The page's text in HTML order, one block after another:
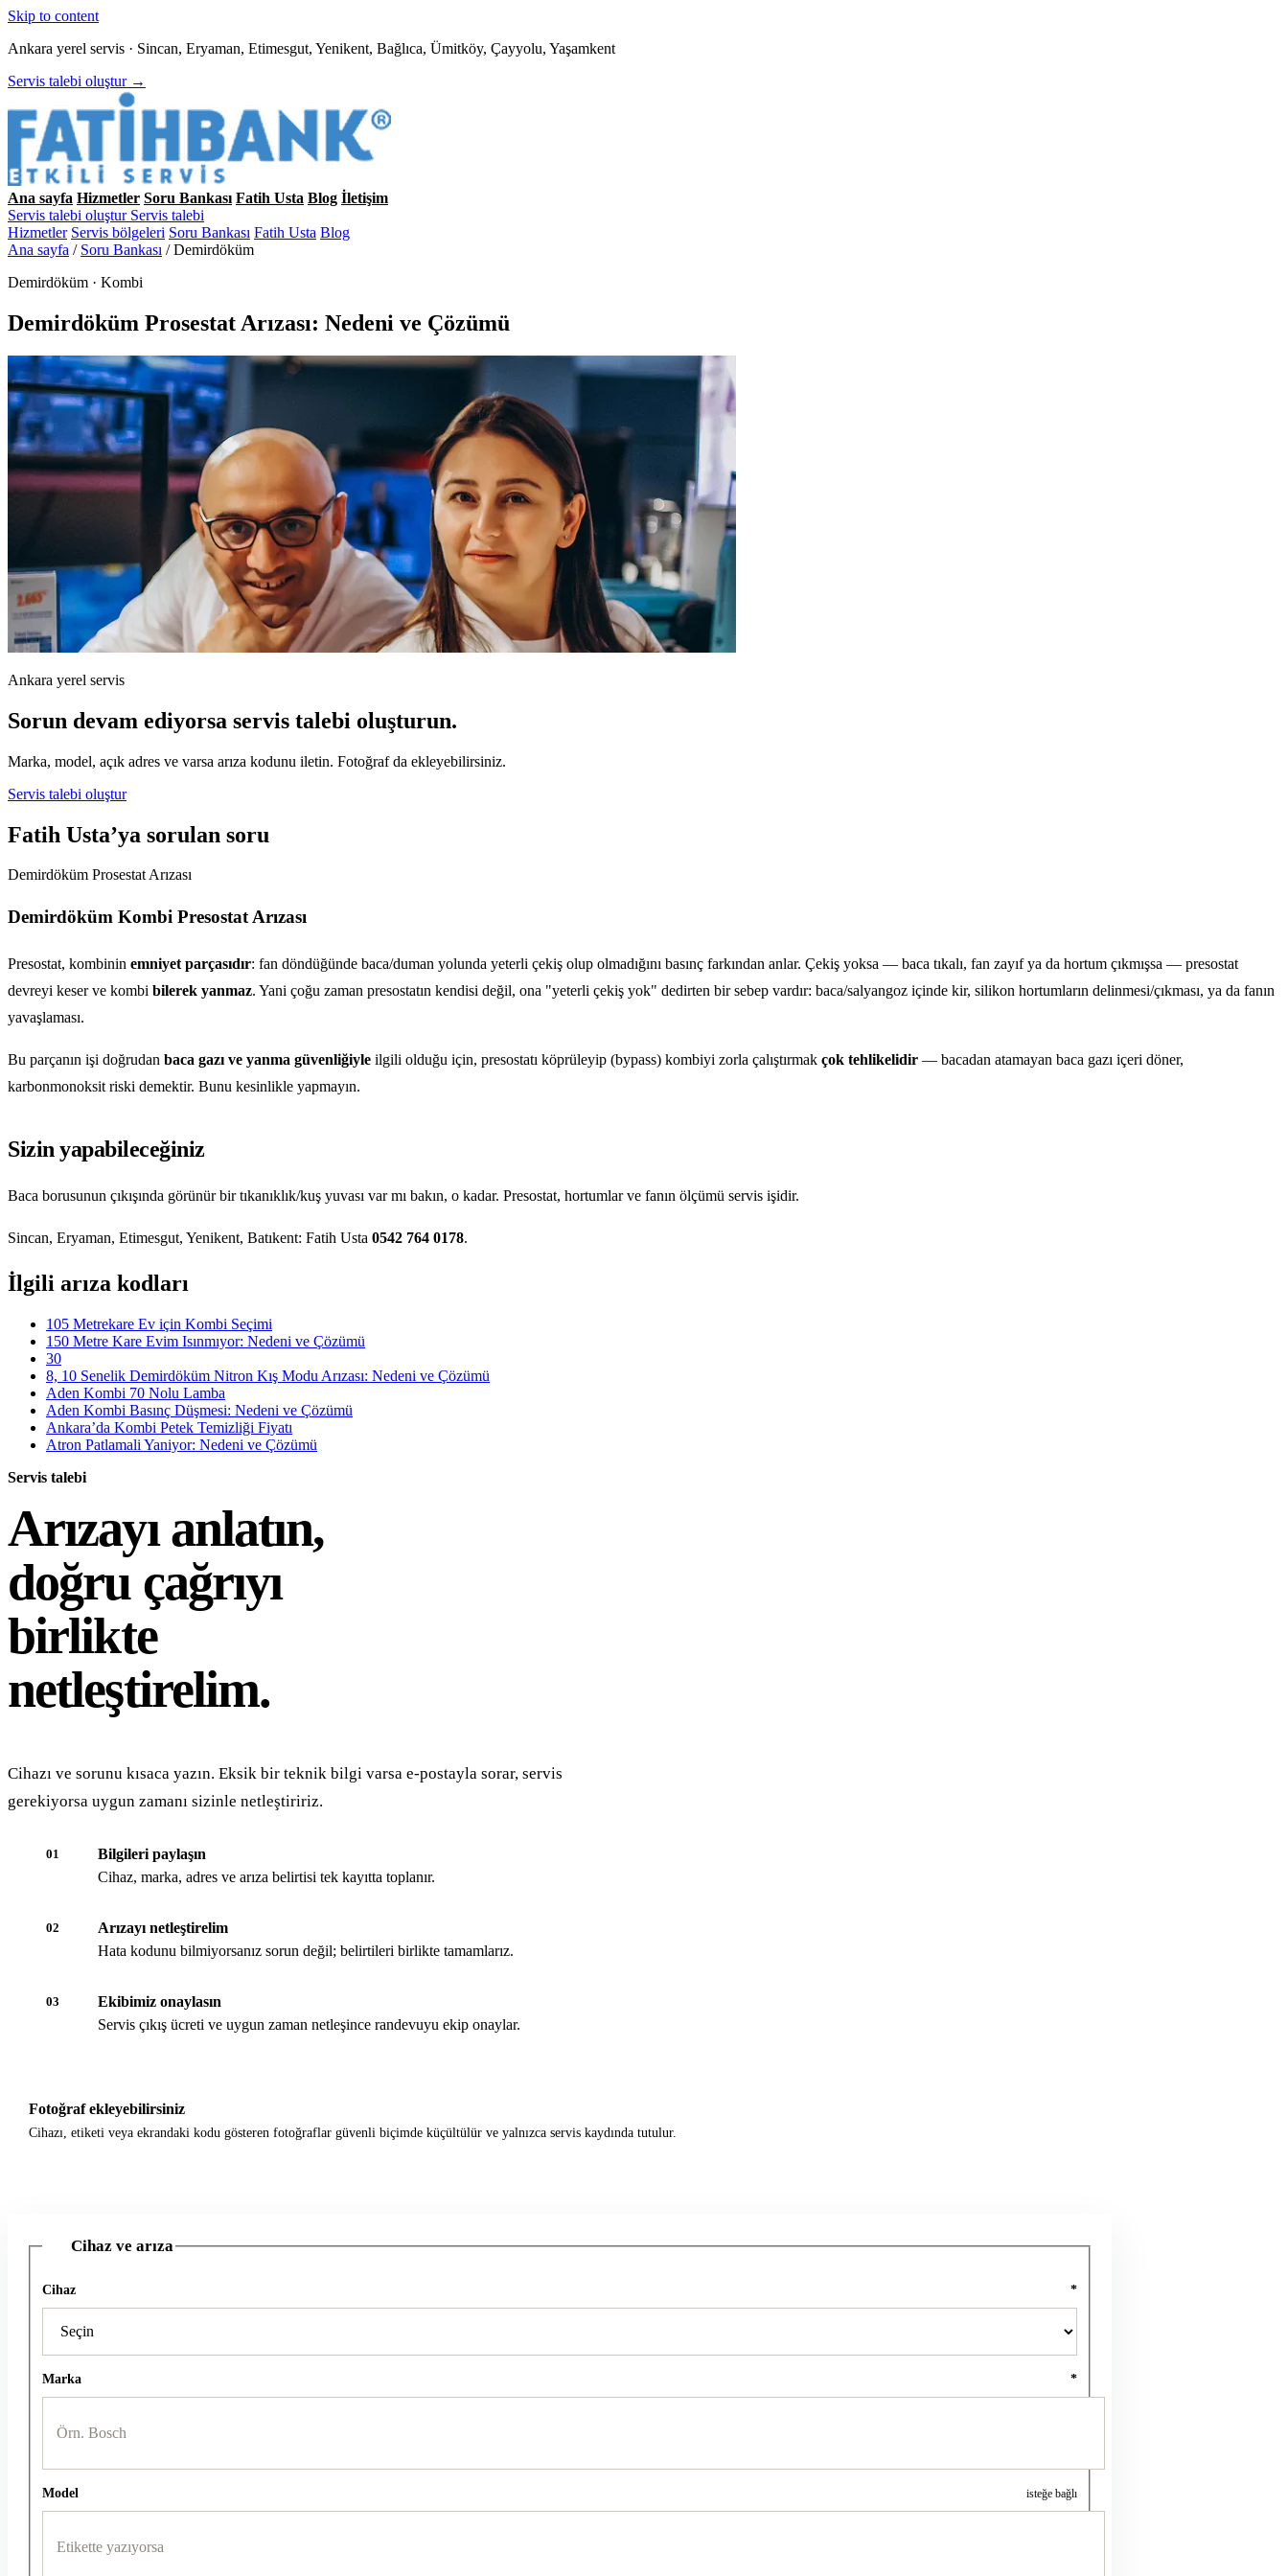
Skip to content
Ankara yerel servis · Sincan, Eryaman, Etimesgut, Yenikent, Bağlıca, Ümitköy, Çayyolu, Yaşamkent
Servis talebi oluştur →
Ana sayfa Hizmetler Soru Bankası Fatih Usta Blog İletişim
Servis talebi oluştur Servis talebi
Hizmetler Servis bölgeleri Soru Bankası Fatih Usta Blog
Ana sayfa / Soru Bankası / Demirdöküm
Demirdöküm · Kombi
Demirdöküm Prosestat Arızası: Nedeni ve Çözümü
Ankara yerel servis
Sorun devam ediyorsa servis talebi oluşturun.
Marka, model, açık adres ve varsa arıza kodunu iletin. Fotoğraf da ekleyebilirsiniz.
Servis talebi oluştur
Fatih Usta’ya sorulan soru
Demirdöküm Prosestat Arızası
Demirdöküm Kombi Presostat Arızası
Presostat, kombinin emniyet parçasıdır: fan döndüğünde baca/duman yolunda yeterli çekiş olup olmadığını basınç farkından anlar. Çekiş yoksa — baca tıkalı, fan zayıf ya da hortum çıkmışsa — presostat
devreyi keser ve kombi bilerek yanmaz. Yani çoğu zaman presostatın kendisi değil, ona "yeterli çekiş yok" dedirten bir sebep vardır: baca/salyangoz içinde kir, silikon hortumların delinmesi/çıkması, ya da fanın
yavaşlaması.
Bu parçanın işi doğrudan baca gazı ve yanma güvenliğiyle ilgili olduğu için, presostatı köprüleyip (bypass) kombiyi zorla çalıştırmak çok tehlikelidir — bacadan atamayan baca gazı içeri döner,
karbonmonoksit riski demektir. Bunu kesinlikle yapmayın.
Sizin yapabileceğiniz
Baca borusunun çıkışında görünür bir tıkanıklık/kuş yuvası var mı bakın, o kadar. Presostat, hortumlar ve fanın ölçümü servis işidir.
Sincan, Eryaman, Etimesgut, Yenikent, Batıkent: Fatih Usta 0542 764 0178.
İlgili arıza kodları
105 Metrekare Ev için Kombi Seçimi
150 Metre Kare Evim Isınmıyor: Nedeni ve Çözümü
30
8, 10 Senelik Demirdöküm Nitron Kış Modu Arızası: Nedeni ve Çözümü
Aden Kombi 70 Nolu Lamba
Aden Kombi Basınç Düşmesi: Nedeni ve Çözümü
Ankara’da Kombi Petek Temizliği Fiyatı
Atron Patlamali Yaniyor: Nedeni ve Çözümü
Servis talebi
Arızayı anlatın,
doğru çağrıyı
birlikte
netleştirelim.
Cihazı ve sorunu kısaca yazın. Eksik bir teknik bilgi varsa e-postayla sorar, servis
gerekiyorsa uygun zamanı sizinle netleştiririz.
01
Bilgileri paylaşın
Cihaz, marka, adres ve arıza belirtisi tek kayıtta toplanır.
02
Arızayı netleştirelim
Hata kodunu bilmiyorsanız sorun değil; belirtileri birlikte tamamlarız.
03
Ekibimiz onaylasın
Servis çıkış ücreti ve uygun zaman netleşince randevuyu ekip onaylar.
Fotoğraf ekleyebilirsiniz
Cihazı, etiketi veya ekrandaki kodu gösteren fotoğraflar güvenli biçimde küçültülür ve yalnızca servis kaydında tutulur.
Cihaz ve arıza
Cihaz *
Marka *
Model isteğe bağlı